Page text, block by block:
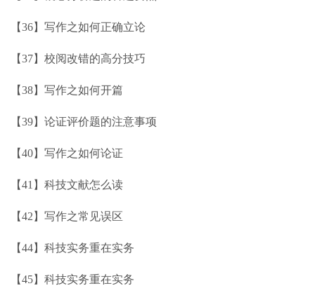
【36】写作之如何正确立论
【37】校阅改错的高分技巧
【38】写作之如何开篇
【39】论证评价题的注意事项
【40】写作之如何论证
【41】科技文献怎么读
【42】写作之常见误区
【44】科技实务重在实务
【45】科技实务重在实务